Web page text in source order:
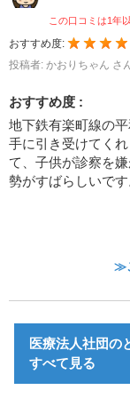
この口コミは1年
おすすめ度:
投稿者: かおりちゃん さ
おすすめ度 :
地下鉄有楽町線の
手に引き受けてく
て、子供が診察を
勢がすばらしいです
≫
医療法人社団の
すべて見る